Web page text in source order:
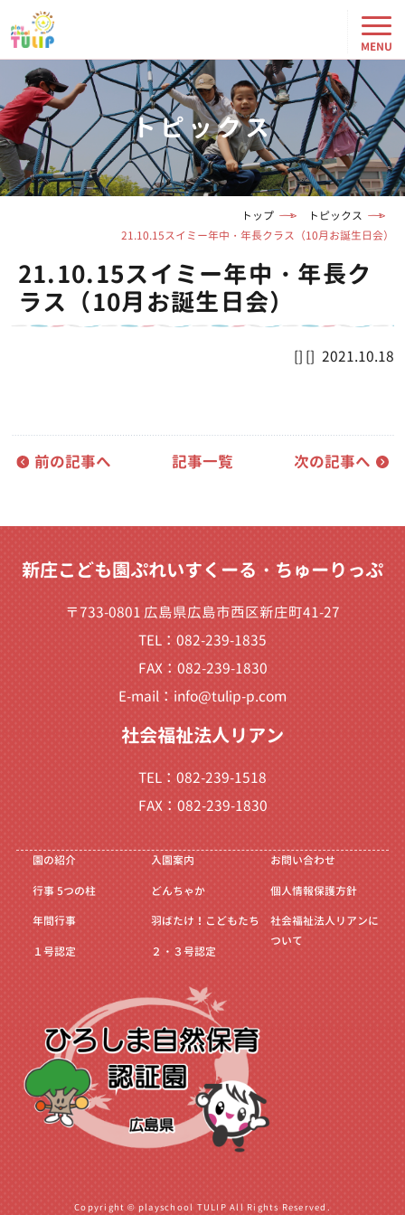
トピックス
トップ
トピックス
21.10.15スイミー年中・年長クラス（10月お誕生日会）
21.10.15スイミー年中・年長ク
ラス（10月お誕生日会）
2021.10.18
前の記事へ 記事一覧 次の記事へ
新庄こども園ぷれいすくーる・ちゅーりっぷ
〒733-0801 広島県広島市西区新庄町41-27
TEL：082-239-1835
FAX：082-239-1830
E-mail： info@tulip-p.com
社会福祉法人リアン
TEL：082-239-1518
FAX：082-239-1830
園の紹介
行事5つの柱
年間行事
１号認定
入園案内
どんちゃか
羽ばたけ！こどもたち
２・３号認定
お問い合わせ
個人情報保護方針
社会福祉法人リアンに
ついて
Copyright © playschool TULIP All Rights Reserved.